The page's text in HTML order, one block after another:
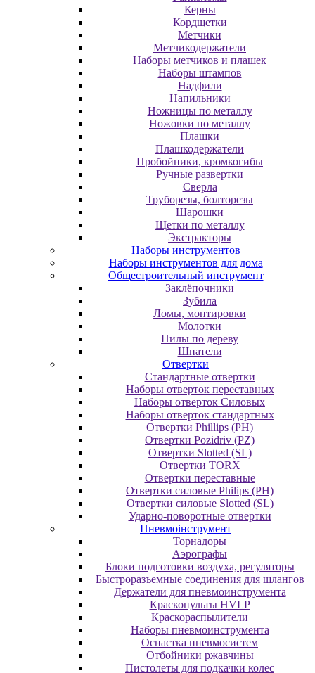
Керны
Кордщетки
Метчики
Метчикодержатели
Наборы метчиков и плашек
Наборы штампов
Надфили
Напильники
Ножницы по металлу
Ножовки по металлу
Плашки
Плашкодержатели
Пробойники, кромкогибы
Ручные развертки
Сверла
Труборезы, болторезы
Шарошки
Щетки по металлу
Экcтpaктopы
Наборы инструментов
Наборы инструментов для дома
Общестроительный инструмент
Заклёпочники
Зубила
Ломы, монтировки
Молотки
Пилы по дереву
Шпатели
Отвертки
Cтандартные отвертки
Наборы отверток переставных
Наборы отверток Силовых
Наборы отверток стандартных
Отвертки Phillips (PH)
Отвертки Pozidriv (PZ)
Отвертки Slotted (SL)
Отвертки TORX
Отвертки переставные
Отвертки силовые Philips (PH)
Отвертки силовые Slotted (SL)
Ударно-поворотные отвертки
Пневмоінструмент
Topнaдopы
Аэрографы
Блоки подготовки воздуха, регуляторы
Быстроразъемные соединения для шлангов
Держатели для пневмоинструмента
Краскопульты HVLP
Краскораспылители
Наборы пневмоинструмента
Оснастка пневмосистем
Отбойники ржавчины
Пистолеты для подкачки колес